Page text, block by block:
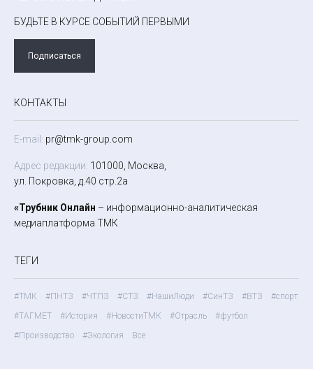
БУДЬТЕ В КУРСЕ СОБЫТИЙ ПЕРВЫМИ
Подписаться
КОНТАКТЫ
E-mail: pr@tmk-group.com
Адрес редакции: 101000, Москва,
ул. Покровка, д.40 стр.2а
«Трубник Онлайн – информационно-аналитическая
медиаплатформа ТМК
ТЕГИ
#ТМК #ПНТЗ #ЧТПЗ #СТЗ #НашиЛюди #СинТЗ #ВТЗ
#спорт
#ТАГМЕТ
#История #НовостиТМК #Отрасль
#футбол
#Производство
#Экология Все